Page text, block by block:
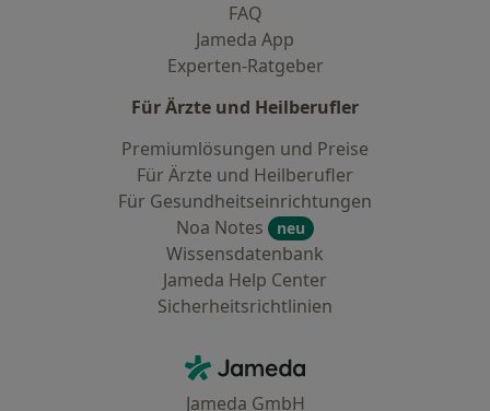
FAQ
Jameda App
Experten-Ratgeber
Für Ärzte und Heilberufler
Premiumlösungen und Preise
Für Ärzte und Heilberufler
Für Gesundheitseinrichtungen
Noa Notes
neu
Wissensdatenbank
Jameda Help Center
Sicherheitsrichtlinien
Jameda - Startseite
Jameda GmbH